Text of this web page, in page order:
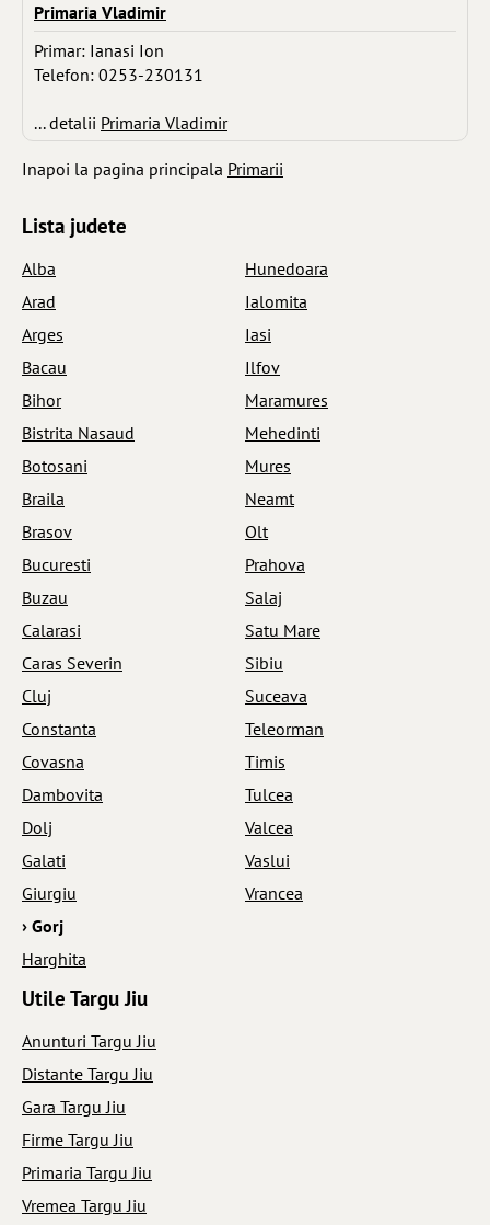
Primaria Vladimir
Primar: Ianasi Ion
Telefon: 0253-230131
... detalii Primaria Vladimir
Inapoi la pagina principala Primarii
Lista judete
Alba
Arad
Arges
Bacau
Bihor
Bistrita Nasaud
Botosani
Braila
Brasov
Bucuresti
Buzau
Calarasi
Caras Severin
Cluj
Constanta
Covasna
Dambovita
Dolj
Galati
Giurgiu
› Gorj
Harghita
Hunedoara
Ialomita
Iasi
Ilfov
Maramures
Mehedinti
Mures
Neamt
Olt
Prahova
Salaj
Satu Mare
Sibiu
Suceava
Teleorman
Timis
Tulcea
Valcea
Vaslui
Vrancea
Utile Targu Jiu
Anunturi Targu Jiu
Distante Targu Jiu
Gara Targu Jiu
Firme Targu Jiu
Primaria Targu Jiu
Vremea Targu Jiu